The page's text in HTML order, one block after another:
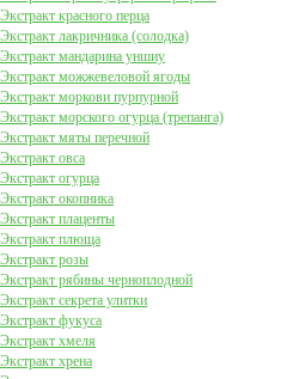
Экстракт красного перца
Экстракт лакричника (солодка)
Экстракт мандарина уншиу
Экстракт можжевеловой ягоды
Экстракт моркови пурпурной
Экстракт морского огурца (трепанга)
Экстракт мяты перечной
Экстракт овса
Экстракт огурца
Экстракт окопника
Экстракт плаценты
Экстракт плюща
Экстракт розы
Экстракт рябины черноплодной
Экстракт секрета улитки
Экстракт фукуса
Экстракт хмеля
Экстракт хрена